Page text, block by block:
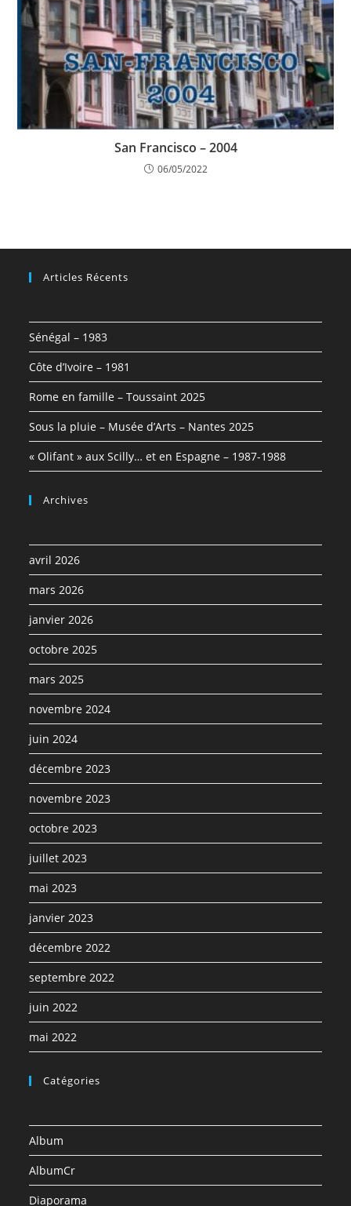
San Francisco – 2004
06/05/2022
Articles Récents
Sénégal – 1983
Côte d’Ivoire – 1981
Rome en famille – Toussaint 2025
Sous la pluie – Musée d’Arts – Nantes 2025
« Olifant » aux Scilly… et en Espagne – 1987-1988
Archives
avril 2026
mars 2026
janvier 2026
octobre 2025
mars 2025
novembre 2024
juin 2024
décembre 2023
novembre 2023
octobre 2023
juillet 2023
mai 2023
janvier 2023
décembre 2022
septembre 2022
juin 2022
mai 2022
Catégories
Album
AlbumCr
Diaporama